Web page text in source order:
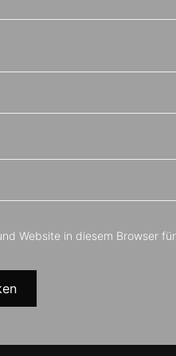
Website in diesem Browser